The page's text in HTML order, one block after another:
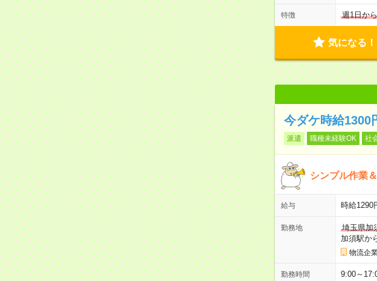
特徴 週1日か
気になる！
今ダケ時給1300
派遣 職種未経験OK 社
シンプル作業
給与 時給
勤務地
埼玉県加
加須駅か
物流企
勤務時間
9:00～